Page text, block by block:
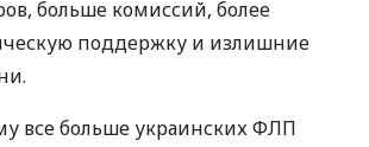
больше комиссий, более
поддержку и излишние
все больше украинских ФЛП